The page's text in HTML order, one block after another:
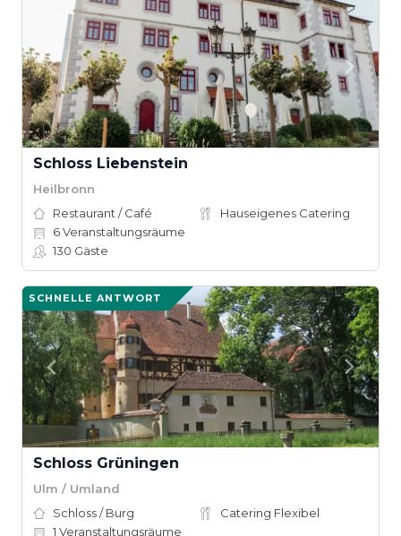
Schloss Liebenstein
Heilbronn
Restaurant / Café
Hauseigenes Catering
6Veranstaltungsräume
130 Gäste
SCHNELLE ANTWORT
Schloss Grüningen
Ulm / Umland
Schloss / Burg
Catering Flexibel
1 Veranstaltungsräume